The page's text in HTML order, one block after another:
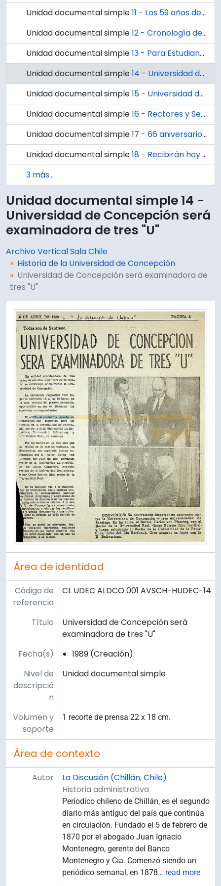
Unidad documental simple11 - Los 59 años de la Universidad de Concepción / María Angélica Blanco
Unidad documental simple12 - Cronología de la Fundación
Unidad documental simple13 - Para Estudiantes: Universidad de Concepción duplicará número de hogares
Unidad documental simple14 - Universidad de Concepción será examinadora de tres "U"
Unidad documental simple15 - Universidad de Concepción: Intensa actividad en Extensión
Unidad documental simple16 - Rectores y Secretarios Generales en 66 años
Unidad documental simple17 - 66 aniversario celebra hoy Universidad de Concepción
Unidad documental simple18 - Recibirán hoy el Premio Universidad
3 más...
Unidad documental simple 14 -
Universidad de Concepción será
examinadora de tres "U"
Archivo Vertical Sala Chile
Historia de la Universidad de Concepción
Universidad de Concepción será examinadora de
tres "U"
Área de identidad
Código de
referencia
CL UDEC ALDCO 001 AVSCH-HUDEC-14
Título
Universidad de Concepción será
examinadora de tres "U"
Fecha(s)
1989 (Creación)
Nivel de
descripció
n
Unidad documental simple
Volumen y
soporte
1 recorte de prensa 22 x 18 cm.
Área de contexto
Autor
La Discusión (Chillán, Chile)
Historia administrativa
Períodico chileno de Chillán, es el segundo
diario más antiguo del país que continúa
en circulación. Fundado el 5 de febrero de
1870 por el abogado Juan Ignacio
Montenegro, gerente del Banco
Montenegro y Cia. Comenzó siendo un
periódico semanal, en 1878… read more